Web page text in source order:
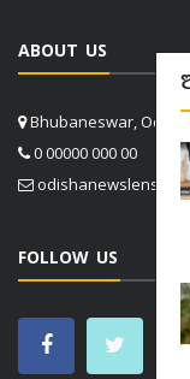
ABOUT US
Bhubaneswar,
0 00000 000 00
FOLLOW US